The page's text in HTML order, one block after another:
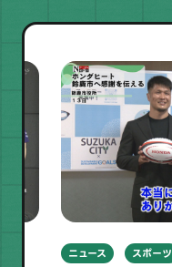
ニュース スポーツ